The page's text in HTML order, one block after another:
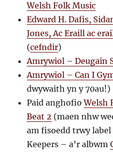
Welsh Folk Music
Edward H. Dafis,
Jones, Ac Eraill ac
(cefndir)
Amrywiol – Deugain
Amrywiol – Can I
dwywaith yn y 70au!)
Paid anghofioWelsh
Beat 2 (maen nhw
am fisoedd trwy
Keepers – a’r albwm